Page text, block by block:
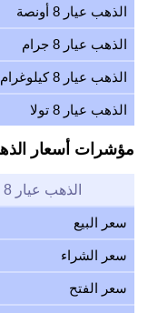
الذهب عيار 8 أونصة
الذهب عيار 8 جرام
الذهب عيار 8 كيلوغرام
الذهب عيار 8 تولا
مؤشرات أسعار
الذهب عيار 8 جرام
سعر البيع
سعر الشراء
سعر الفتح